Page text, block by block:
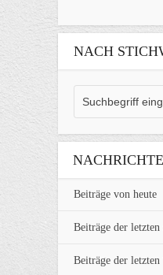
NACH
Beiträge von heute
Beiträge der letzten
Beiträge der letzten